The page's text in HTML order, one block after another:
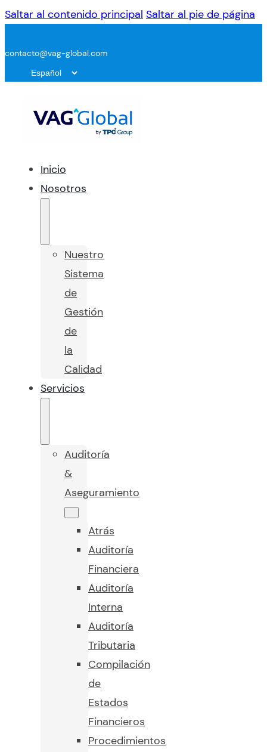
Saltar al contenido principal Saltar al pie de página
contacto@vag-global.com
Inicio
Nosotros
Nuestro
Sistema
de
Gestión
de
la
Calidad
Servicios
Auditoría
&
Aseguramiento
Atrás
Auditoría
Financiera
Auditoría
Interna
Auditoría
Tributaria
Compilación
de
Estados
Financieros
Procedimientos